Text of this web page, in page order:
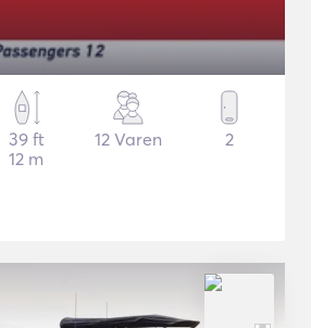
39 ft
12 m
12 Varen 2